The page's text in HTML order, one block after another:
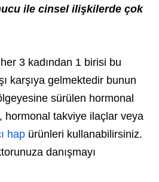
ile cinsel ilişkilerde çok
3 kadından 1 birisi bu
karşıya gelmektedir bunun
sürülen hormonal
hormonal takviye ilaçlar veya
hap ürünleri kullanabilirsiniz.
danışmayı